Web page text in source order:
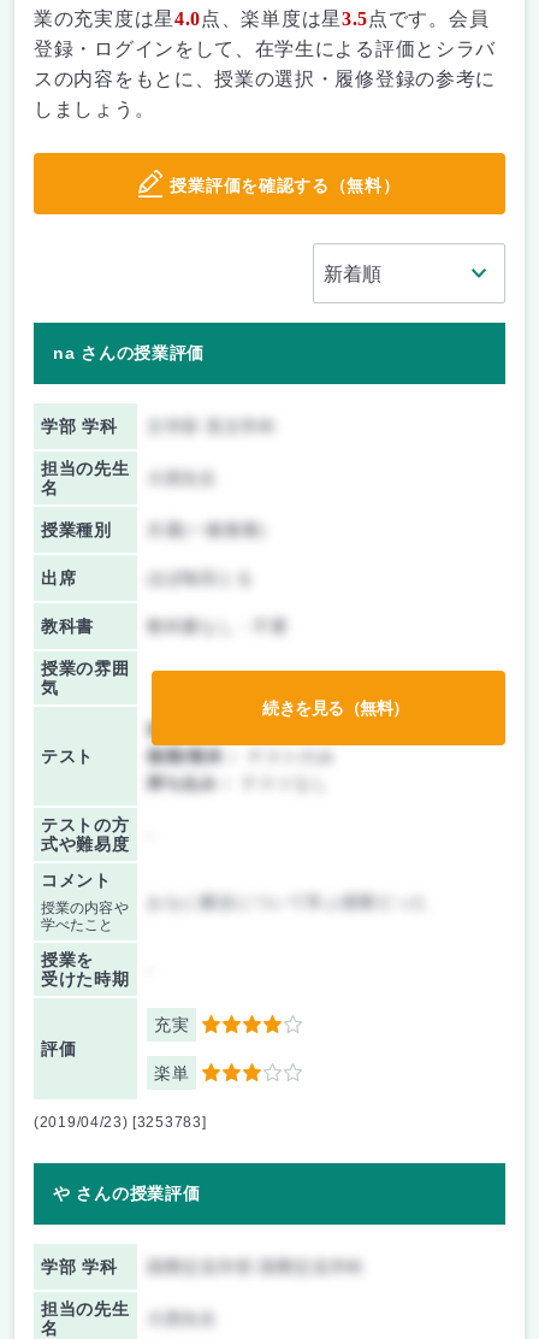
業の充実度は星4.0点、楽単度は星3.5点です。会員
登録・ログインをして、在学生による評価とシラバ
スの内容をもとに、授業の選択・履修登録の参考に
しましょう。
授業評価を確認する（無料）
na さんの授業評価
学部 学科
担当の先生
名
授業種別 共通(一般教養)
出席 ほぼ毎回とる
教科書 教科書なし・不要
授業の雰囲
気
テスト
前期/中間：
後期/期末：
持ち込み：
テストの方
式や難易度
コメント
授業の内容や
学べたこと
おもに横浜について学ぶ授業だった
授業を
受けた時期
評価
充実 4
楽単 3
続きを見る（無料）
(2019/04/23) [3253783]
や さんの授業評価
学部 学科
担当の先生
名